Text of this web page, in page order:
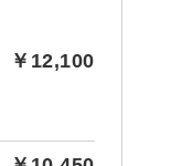
￥12,100